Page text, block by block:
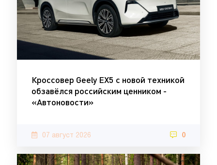
Кроссовер Geely EX5 с новой техникой
обзавёлся российским ценником -
«Автоновости»
07 август 2026 0